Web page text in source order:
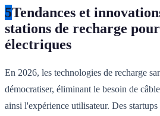
5Tendances et
stations de recharge
électriques
En 2026, les technologies de recharge
démocratiser, éliminant le besoin de
ainsi l'expérience utilisateur. Des startups